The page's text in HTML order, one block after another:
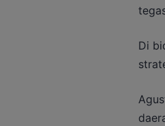
Di